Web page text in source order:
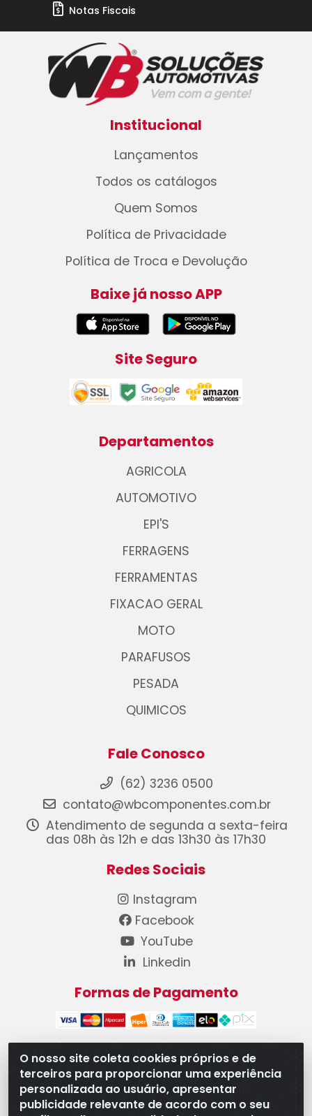
O nosso site coleta cookies próprios e de
terceiros para proporcionar uma experiência
personalizada ao usuário, apresentar
publicidade relevante de acordo com o seu
Notas Fiscais
Institucional
Lançamentos
Todos os catálogos
Quem Somos
Política de Privacidade
Política de Troca e Devolução
Baixe já nosso APP
Site Seguro
Departamentos
AGRICOLA
AUTOMOTIVO
EPI'S
FERRAGENS
FERRAMENTAS
FIXACAO GERAL
MOTO
PARAFUSOS
PESADA
QUIMICOS
Fale Conosco
(62) 3236 0500
contato@wbcomponentes.com.br
Atendimento de segunda a sexta-feira
das 08h às 12h e das 13h30 às 17h30
Redes Sociais
Instagram
Facebook
YouTube
Linkedin
Formas de Pagamento
WB Componentes Automotivos LTDA - CNPJ
08.528.393/0001-12 - Rua do Níquel, 667 - Parque
Oeste Industrial, Goiânia/GO - CEP 74375-660